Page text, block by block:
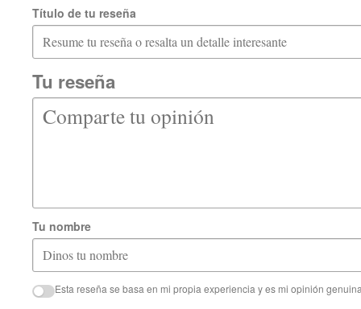
Título de tu reseña
Tu reseña
Tu nombre
Esta reseña se basa en mi propia experiencia y es mi opinión